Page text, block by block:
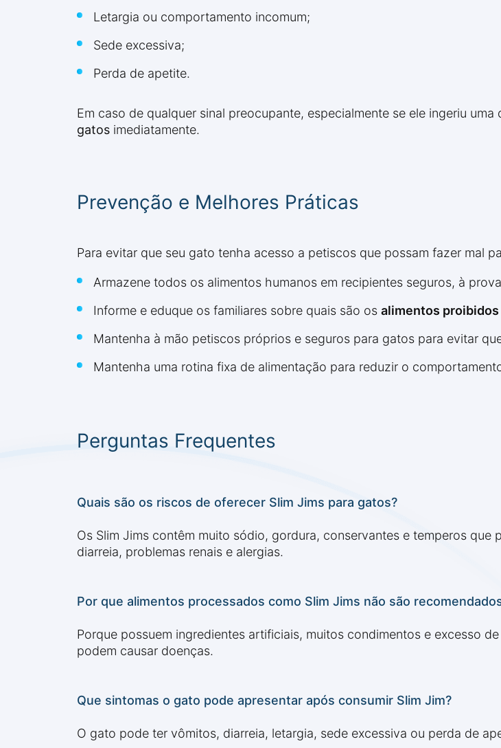
Letargia ou comportamento incomum;
Sede excessiva;
Perda de apetite.
Em caso de qualquer sinal preocupante, especialmente se ele ingeriu
gatos imediatamente.
Prevenção e Melhores Práticas
Para evitar que seu gato tenha acesso a petiscos que possam fazer mal
Armazene todos os alimentos humanos em recipientes seguros, à
Informe e eduque os familiares sobre quais são os alimentos proibidos
Mantenha à mão petiscos próprios e seguros para gatos para evitar
Mantenha uma rotina fixa de alimentação para reduzir o
Perguntas Frequentes
Quais são os riscos de oferecer Slim Jims para gatos?
Os Slim Jims contêm muito sódio, gordura, conservantes e temperos
diarreia, problemas renais e alergias.
Por que alimentos processados como Slim Jims não são
Porque possuem ingredientes artificiais, muitos condimentos e excesso
podem causar doenças.
Que sintomas o gato pode apresentar após consumir Slim Jim?
O gato pode ter vômitos, diarreia, letargia, sede excessiva ou perda de